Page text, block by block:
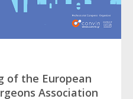
of the European
Association